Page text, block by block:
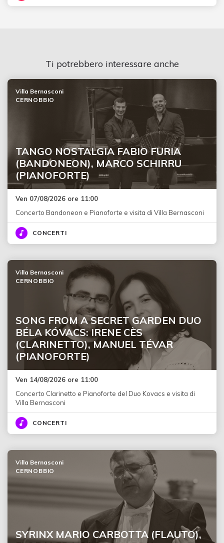
Ti potrebbero interessare anche
TANGO NOSTALGIA FABIO FURIA
(BANDONEON), MARCO SCHIRRU
(PIANOFORTE)
Villa Bernasconi
CERNOBBIO
Ven 07/08/2026 ore 11:00
Concerto Bandoneon e Pianoforte e visita di Villa Bernasconi
CONCERTI
SONG FROM A SECRET GARDEN DUO
BÉLA KÓVACS: IRENE CÈS
(CLARINETTO), MANUEL TÉVAR
(PIANOFORTE)
Villa Bernasconi
CERNOBBIO
Ven 14/08/2026 ore 11:00
Concerto Clarinetto e Pianoforte del Duo Kovacs e visita di
Villa Bernasconi
CONCERTI
SYRINX MARIO CARBOTTA (FLAUTO),
Villa Bernasconi
CERNOBBIO